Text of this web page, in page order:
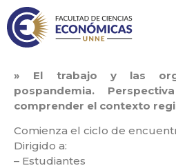
» El trabajo y las
pospandemia.
comprender el contexto
Comienza el ciclo de
Dirigido a:
– Estudiantes